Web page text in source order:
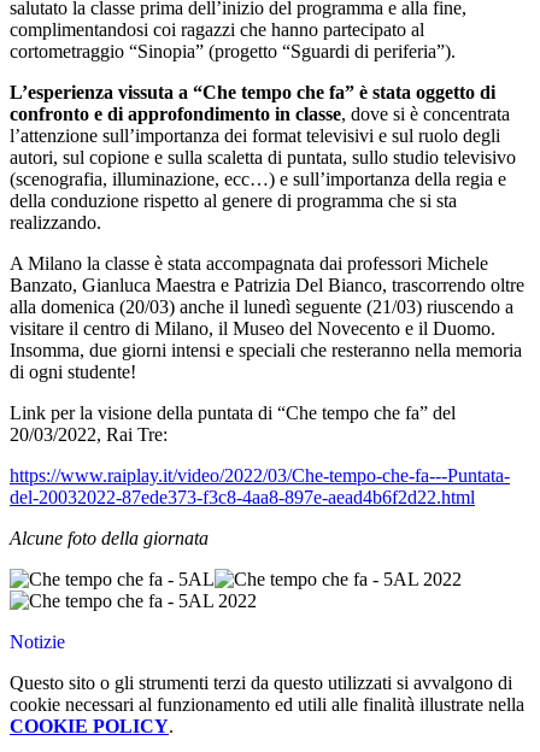
salutato la classe prima dell’inizio del programma e alla fine,
complimentandosi coi ragazzi che hanno partecipato al
cortometraggio “Sinopia” (progetto “Sguardi di periferia”).
L’esperienza vissuta a “Che tempo che fa” è stata oggetto di
confronto e di approfondimento in classe, dove si è concentrata
l’attenzione sull’importanza dei format televisivi e sul ruolo degli
autori, sul copione e sulla scaletta di puntata, sullo studio televisivo
(scenografia, illuminazione, ecc…) e sull’importanza della regia e
della conduzione rispetto al genere di programma che si sta
realizzando.
A Milano la classe è stata accompagnata dai professori Michele
Banzato, Gianluca Maestra e Patrizia Del Bianco, trascorrendo oltre
alla domenica (20/03) anche il lunedì seguente (21/03) riuscendo a
visitare il centro di Milano, il Museo del Novecento e il Duomo.
Insomma, due giorni intensi e speciali che resteranno nella memoria
di ogni studente!
Link per la visione della puntata di “Che tempo che fa” del
20/03/2022, Rai Tre:
https://www.raiplay.it/video/2022/03/Che-tempo-che-fa---Puntata-
del-20032022-87ede373-f3c8-4aa8-897e-aead4b6f2d22.html
Alcune foto della giornata
Notizie
Questo sito o gli strumenti terzi da questo utilizzati si avvalgono di
cookie necessari al funzionamento ed utili alle finalità illustrate nella
COOKIE POLICY.